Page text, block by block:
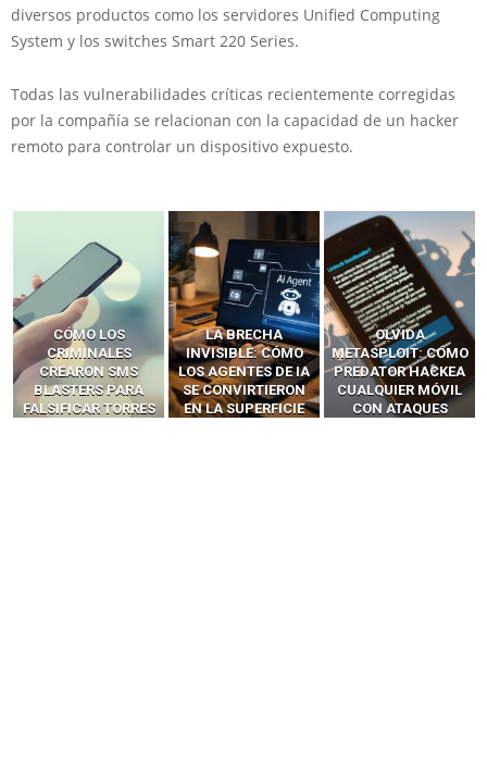
diversos productos como los servidores Unified Computing
System y los switches Smart 220 Series.
Todas las vulnerabilidades críticas recientemente corregidas
por la compañía se relacionan con la capacidad de un hacker
remoto para controlar un dispositivo expuesto.
LA BRECHA
INVISIBLE: CÓMO
LOS AGENTES DE IA
SE CONVIRTIERON
EN LA SUPERFICIE
OLVIDA
METASPLOIT: CÓMO
PREDATOR HACKEA
CUALQUIER MÓVIL
CON ATAQUES
CÓMO LOS HACKERS
INTERCEPTAN OTPS
Y LLAMADAS
MÓVILES SIN
‘HACKEAR’ — EL